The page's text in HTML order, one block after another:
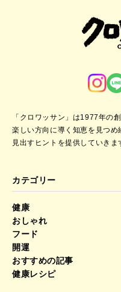
「クロワッサン」は1977年の
楽しい方向に導く知恵を見つめ
見出すヒントを提供していきま
カテゴリー
健康
おしゃれ
フード
開運
おすすめの記事
健康レシピ